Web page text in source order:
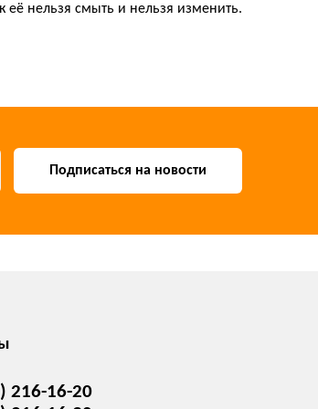
её нельзя смыть и нельзя изменить.
Подписаться на новости
216-16-20